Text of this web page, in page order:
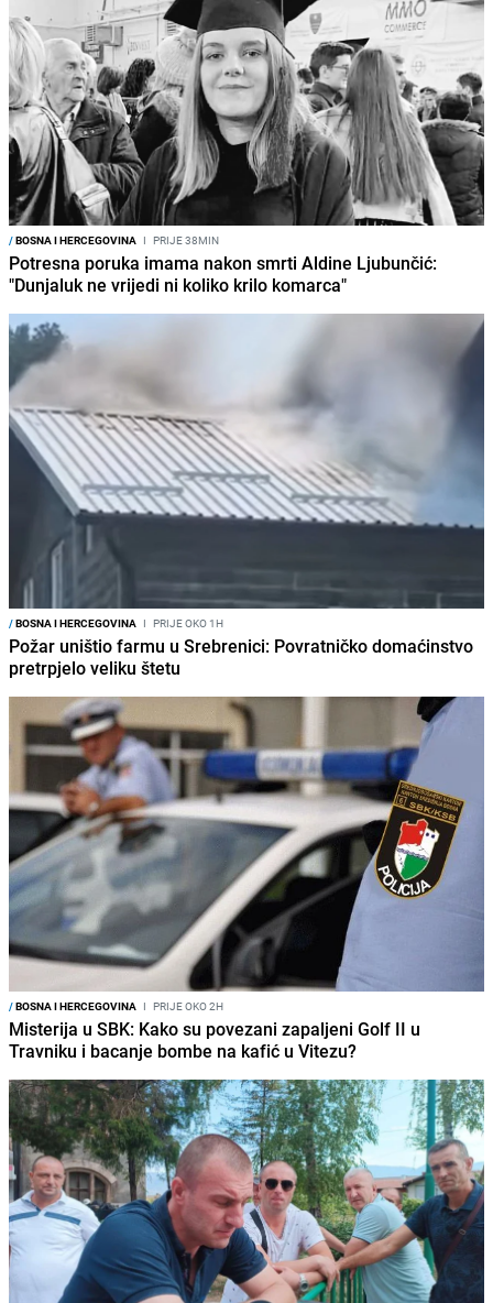
/BOSNA I HERCEGOVINA I PRIJE 38MIN
Potresna poruka imama nakon smrti Aldine Ljubunčić:
"Dunjaluk ne vrijedi ni koliko krilo komarca"
/BOSNA I HERCEGOVINA I PRIJE OKO 1H
Požar uništio farmu u Srebrenici: Povratničko domaćinstvo
pretrpjelo veliku štetu
/BOSNA I HERCEGOVINA I PRIJE OKO 2H
Misterija u SBK: Kako su povezani zapaljeni Golf II u
Travniku i bacanje bombe na kafić u Vitezu?